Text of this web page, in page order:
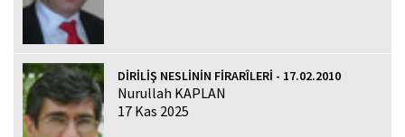
DİRİLİŞ NESLİNİN FİRARÎLERİ - 17.02.2010
Nurullah KAPLAN
17 Kas 2025